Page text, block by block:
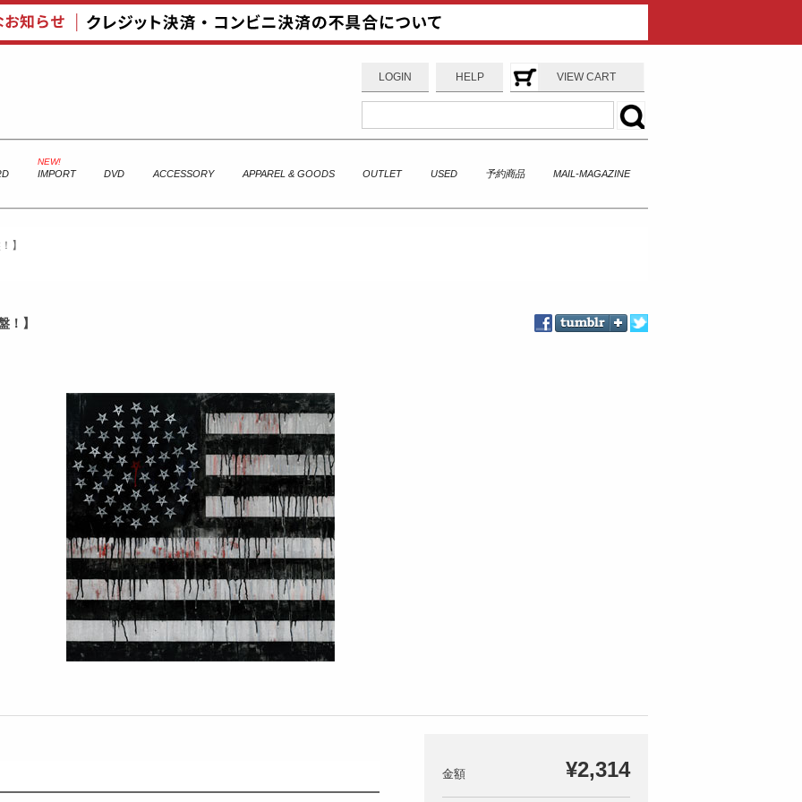
LOGIN HELP VIEW CART
IMPORT DVD ACCESSORY APPAREL & GOODS OUTLET USED 予約商品 MAIL-MAGAZINE
】
！】
¥2,314